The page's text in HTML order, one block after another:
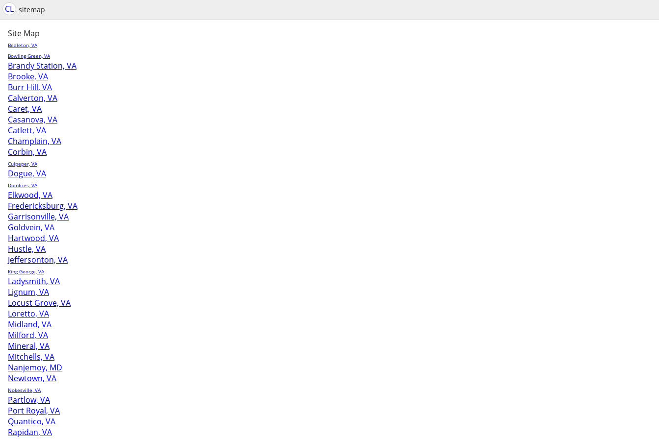
CL sitemap
Site Map
Bealeton, VA
Bowling Green, VA
Brandy Station, VA
Brooke, VA
Burr Hill, VA
Calverton, VA
Caret, VA
Casanova, VA
Catlett, VA
Champlain, VA
Corbin, VA
Culpeper, VA
Dogue, VA
Dumfries, VA
Elkwood, VA
Fredericksburg, VA
Garrisonville, VA
Goldvein, VA
Hartwood, VA
Hustle, VA
Jeffersonton, VA
King George, VA
Ladysmith, VA
Lignum, VA
Locust Grove, VA
Loretto, VA
Midland, VA
Milford, VA
Mineral, VA
Mitchells, VA
Nanjemoy, MD
Newtown, VA
Nokesville, VA
Partlow, VA
Port Royal, VA
Quantico, VA
Rapidan, VA